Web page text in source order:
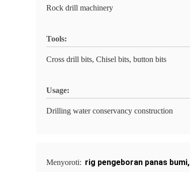
Rock drill machinery
Tools:
Cross drill bits, Chisel bits, button bits
Usage:
Drilling water conservancy construction
Menyoroti: rig pengeboran panas bumi,